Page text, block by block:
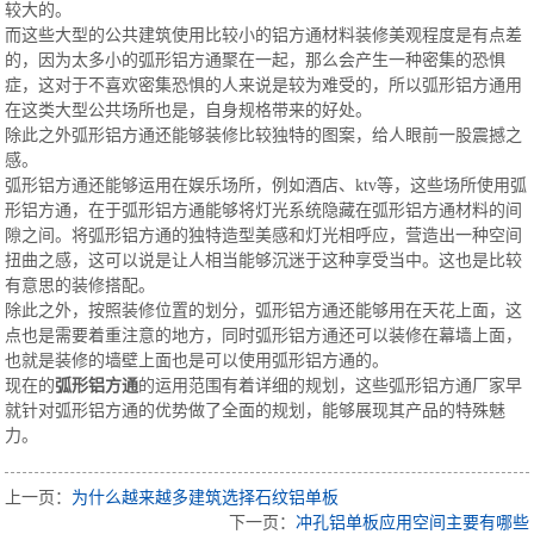
较大的。
而这些大型的公共建筑使用比较小的铝方通材料装修美观程度是有点差
的，因为太多小的弧形铝方通聚在一起，那么会产生一种密集的恐惧
症，这对于不喜欢密集恐惧的人来说是较为难受的，所以弧形铝方通用
在这类大型公共场所也是，自身规格带来的好处。
除此之外弧形铝方通还能够装修比较独特的图案，给人眼前一股震撼之
感。
弧形铝方通还能够运用在娱乐场所，例如酒店、ktv等，这些场所使用弧
形铝方通，在于弧形铝方通能够将灯光系统隐藏在弧形铝方通材料的间
隙之间。将弧形铝方通的独特造型美感和灯光相呼应，营造出一种空间
扭曲之感，这可以说是让人相当能够沉迷于这种享受当中。这也是比较
有意思的装修搭配。
除此之外，按照装修位置的划分，弧形铝方通还能够用在天花上面，这
点也是需要着重注意的地方，同时弧形铝方通还可以装修在幕墙上面，
也就是装修的墙壁上面也是可以使用弧形铝方通的。
现在的弧形铝方通的运用范围有着详细的规划，这些弧形铝方通厂家早
就针对弧形铝方通的优势做了全面的规划，能够展现其产品的特殊魅
力。
上一页： 为什么越来越多建筑选择石纹铝单板
下一页： 冲孔铝单板应用空间主要有哪些